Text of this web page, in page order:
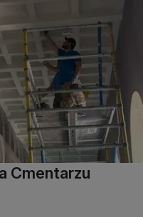
Cmentarzu